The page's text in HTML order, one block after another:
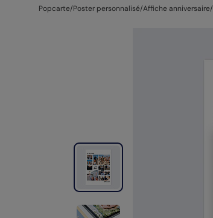
Popcarte/Poster personnalisé/Affiche anniversaire/